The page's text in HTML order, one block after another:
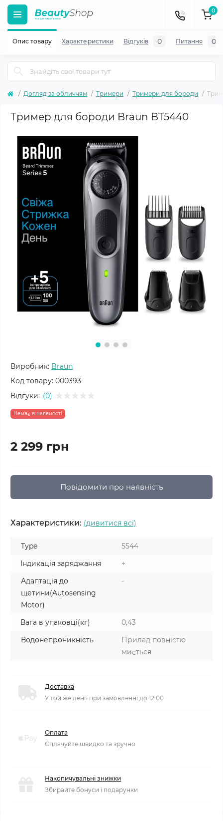
0
Догляд за обличчям Тримери Тримери для бороди
Тример для бороди Braun BT5440
Виробник: Braun
Код товару: 000393
Відгуки: (0)
Немає в наявності
2 299 грн
Повідомити про наявність
Характеристики: (дивитися всі)
Type
5544
Індикація заряджання
+
Адаптація до
щетини(Autosensing
Motor)
-
Вага в упаковці(кг)
0,43
Водонепроникність
Прилад повністю
миється
Доставка
У той же день при замовленні до 12:00
Оплата
Сплачуйте швидко та зручно
Накопичувальні знижки
Збирайте бонуси і подарунки
Опис товару Характеристики Відгуків 0 Питання 0